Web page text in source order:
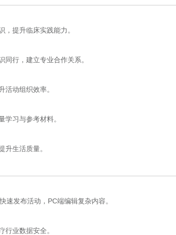
提升临床实践能力。
行，建立专业合作关系。
动组织效率。
习与参考材料。
升生活质量。
速发布活动，PC端编辑复杂内容。
业数据安全。